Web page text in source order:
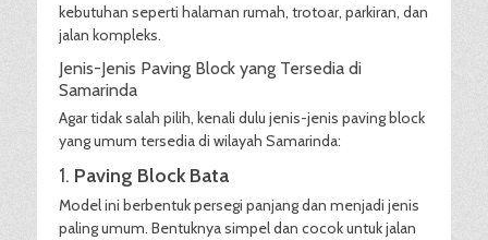
kebutuhan seperti halaman rumah, trotoar, parkiran, dan
jalan kompleks.
Jenis-Jenis Paving Block yang Tersedia di
Samarinda
Agar tidak salah pilih, kenali dulu jenis-jenis paving block
yang umum tersedia di wilayah Samarinda:
1. Paving Block Bata
Model ini berbentuk persegi panjang dan menjadi jenis
paling umum. Bentuknya simpel dan cocok untuk jalan